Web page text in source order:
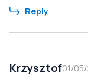
Reply
Krzysztof01/